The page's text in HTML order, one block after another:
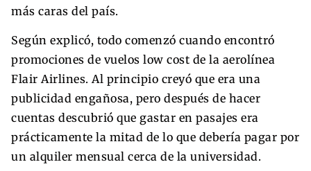
más caras del país.
Según explicó, todo comenzó cuando encontró
promociones de vuelos low cost de la aerolínea
Flair Airlines. Al principio creyó que era una
publicidad engañosa, pero después de hacer
cuentas descubrió que gastar en pasajes era
prácticamente la mitad de lo que debería pagar por
un alquiler mensual cerca de la universidad.